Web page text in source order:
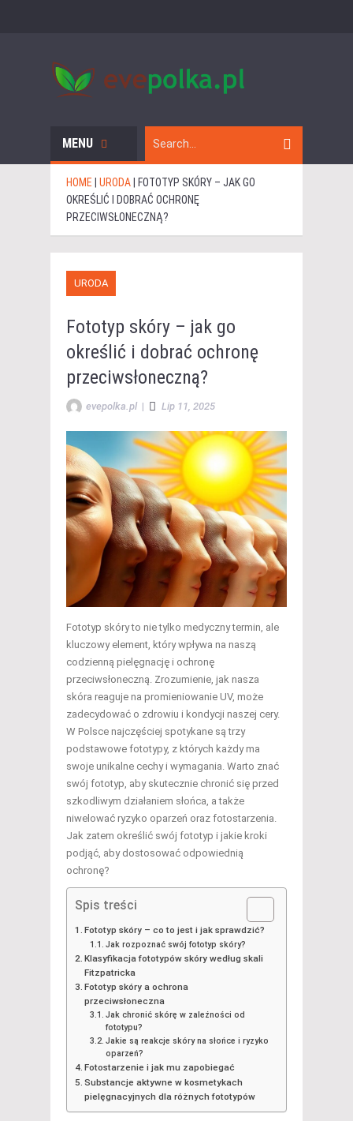
MENU
HOME | URODA| FOTOTYP SKÓRY – JAK GO
OKREŚLIĆ I DOBRAĆ OCHRONĘ
PRZECIWSŁONECZNĄ?
URODA
Fototyp skóry – jak go
określić i dobrać ochronę
przeciwsłoneczną?
evepolka.pl | Lip 11, 2025
Fototyp skóry to nie tylko medyczny termin, ale
kluczowy element, który wpływa na naszą
codzienną pielęgnację i ochronę
przeciwsłoneczną. Zrozumienie, jak nasza
skóra reaguje na promieniowanie UV, może
zadecydować o zdrowiu i kondycji naszej cery.
W Polsce najczęściej spotykane są trzy
podstawowe fototypy, z których każdy ma
swoje unikalne cechy i wymagania. Warto znać
swój fototyp, aby skutecznie chronić się przed
szkodliwym działaniem słońca, a także
niwelować ryzyko oparzeń oraz fotostarzenia.
Jak zatem określić swój fototyp i jakie kroki
podjąć, aby dostosować odpowiednią
ochronę?
Spis treści
Fototyp skóry – co to jest i jak sprawdzić?
Jak rozpoznać swój fototyp skóry?
Klasyfikacja fototypów skóry według skali
Fitzpatricka
Fototyp skóry a ochrona
przeciwsłoneczna
Jak chronić skórę w zależności od
fototypu?
Jakie są reakcje skóry na słońce i ryzyko
oparzeń?
Fotostarzenie i jak mu zapobiegać
Substancje aktywne w kosmetykach
pielęgnacyjnych dla różnych fototypów